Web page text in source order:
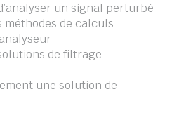
un signal perturbé
de calculs
de filtrage
une solution de